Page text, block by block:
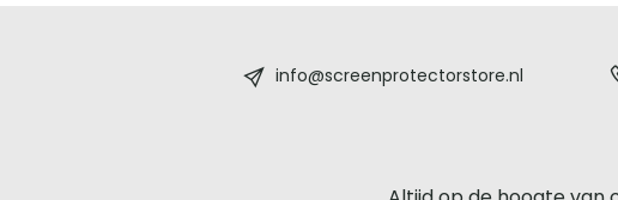
info@screenprotectorstore.nl